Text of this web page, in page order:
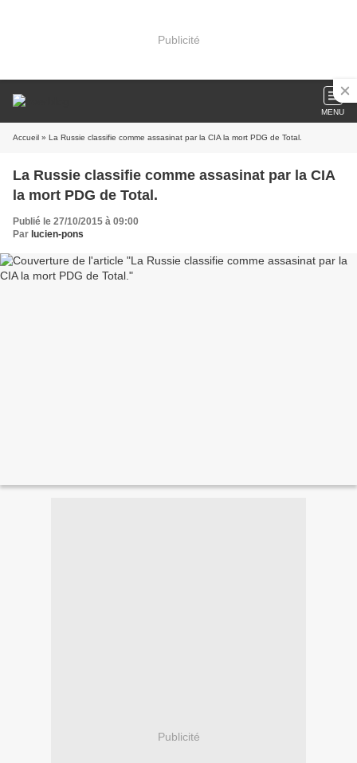
Publicité
MENU
Accueil » La Russie classifie comme assasinat par la CIA la mort PDG de Total.
La Russie classifie comme assasinat par la CIA
la mort PDG de Total.
Publié le 27/10/2015 à 09:00
Par lucien-pons
Publicité